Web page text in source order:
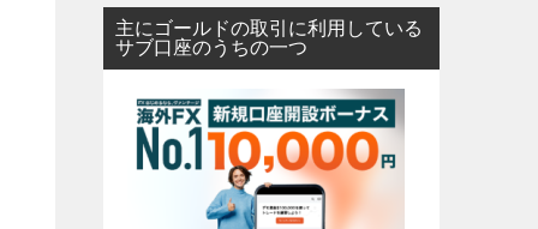
主にゴールドの取引に利用している
サブ口座のうちの一つ